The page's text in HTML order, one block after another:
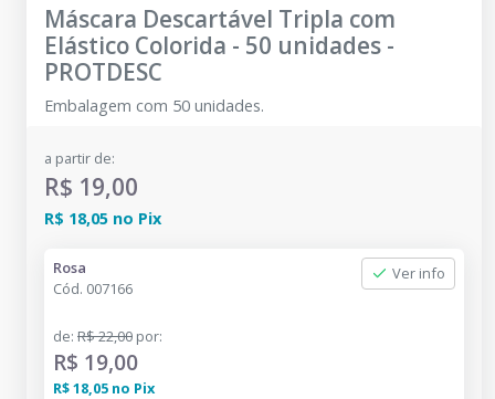
Máscara Descartável Tripla com
Elástico Colorida - 50 unidades -
PROTDESC
Embalagem com 50 unidades.
a partir de:
R$ 19,00
R$ 18,05 no Pix
Rosa
Cód. 007166
Ver info
de: R$ 22,00 por:
R$ 19,00
R$ 18,05 no Pix